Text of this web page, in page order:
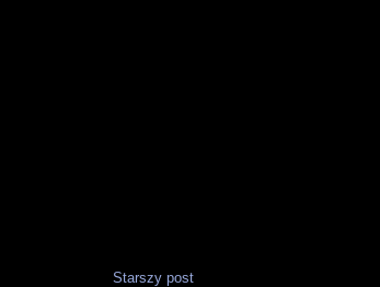
Starszy post